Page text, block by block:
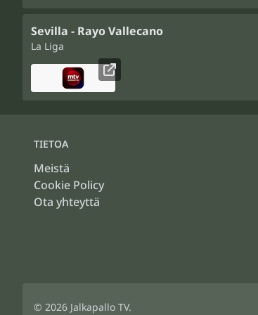
Sevilla - Rayo Vallecano
La Liga
TIETOA
Meistä
Cookie Policy
Ota yhteyttä
© 2026 Jalkapallo TV.